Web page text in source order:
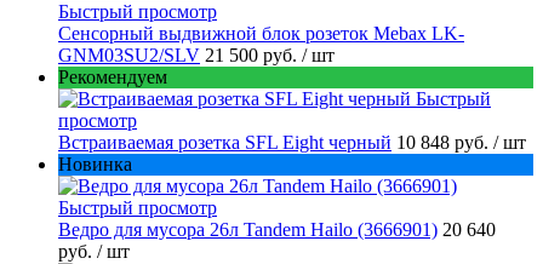
Быстрый просмотр
Сенсорный выдвижной блок розеток Mebax LK-
GNM03SU2/SLV 21 500 руб. / шт
Рекомендуем
Быстрый
просмотр
Встраиваемая розетка SFL Eight черный 10 848 руб. / шт
Новинка
Быстрый просмотр
Ведро для мусора 26л Tandem Hailo (3666901) 20 640
руб. / шт